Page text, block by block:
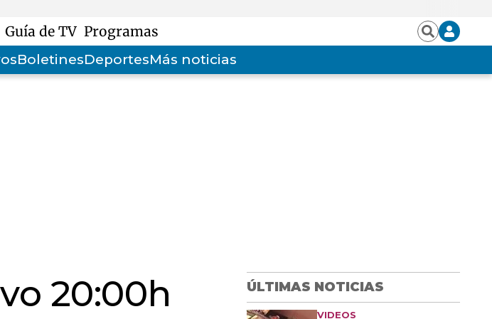
Guía de TV Programas BuscarIniciar
sesión
BoletinesDeportesMás noticias
20:00h
ÚLTIMAS NOTICIAS
VIDEOS